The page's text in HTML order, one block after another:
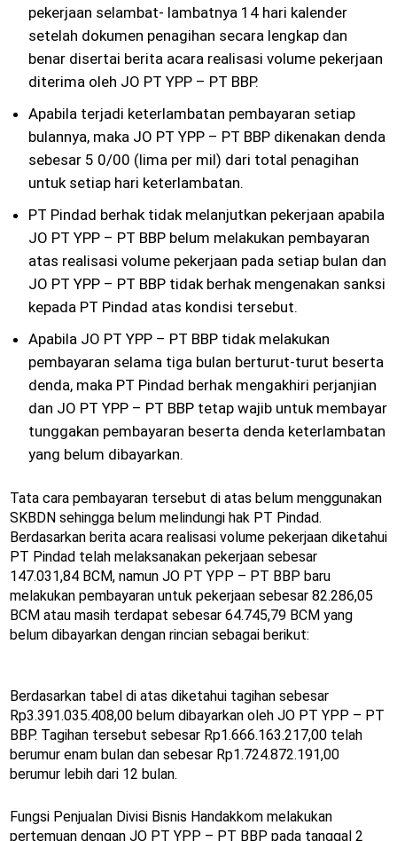
pekerjaan selambat- lambatnya 14 hari kalender
setelah dokumen penagihan secara lengkap dan
benar disertai berita acara realisasi volume pekerjaan
diterima oleh JO PT YPP – PT BBP.
Apabila terjadi keterlambatan pembayaran setiap
bulannya, maka JO PT YPP – PT BBP dikenakan denda
sebesar 5 0/00 (lima per mil) dari total penagihan
untuk setiap hari keterlambatan.
PT Pindad berhak tidak melanjutkan pekerjaan apabila
JO PT YPP – PT BBP belum melakukan pembayaran
atas realisasi volume pekerjaan pada setiap bulan dan
JO PT YPP – PT BBP tidak berhak mengenakan sanksi
kepada PT Pindad atas kondisi tersebut.
Apabila JO PT YPP – PT BBP tidak melakukan
pembayaran selama tiga bulan berturut-turut beserta
denda, maka PT Pindad berhak mengakhiri perjanjian
dan JO PT YPP – PT BBP tetap wajib untuk membayar
tunggakan pembayaran beserta denda keterlambatan
yang belum dibayarkan.
Tata cara pembayaran tersebut di atas belum menggunakan
SKBDN sehingga belum melindungi hak PT Pindad.
Berdasarkan berita acara realisasi volume pekerjaan diketahui
PT Pindad telah melaksanakan pekerjaan sebesar
147.031,84 BCM, namun JO PT YPP – PT BBP baru
melakukan pembayaran untuk pekerjaan sebesar 82.286,05
BCM atau masih terdapat sebesar 64.745,79 BCM yang
belum dibayarkan dengan rincian sebagai berikut:
Berdasarkan tabel di atas diketahui tagihan sebesar
Rp3.391.035.408,00 belum dibayarkan oleh JO PT YPP – PT
BBP. Tagihan tersebut sebesar Rp1.666.163.217,00 telah
berumur enam bulan dan sebesar Rp1.724.872.191,00
berumur lebih dari 12 bulan.
Fungsi Penjualan Divisi Bisnis Handakkom melakukan
pertemuan dengan JO PT YPP – PT BBP pada tanggal 2